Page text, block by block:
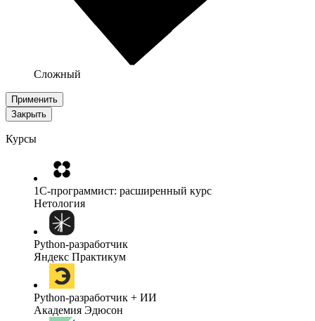
Сложный
Применить
Закрыть
Курсы
1C-программист: расширенный курс
Нетология
Python-разработчик
Яндекс Практикум
Python-разработчик + ИИ
Академия Эдюсон